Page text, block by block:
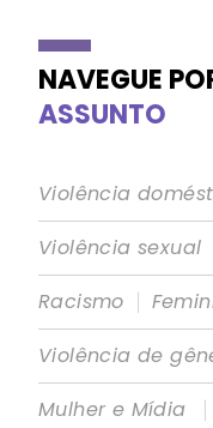
NAVEGUE
ASSUNTO
Violência
Violência sexual
Racismo |
Violência de
Mulher e Mídia
|